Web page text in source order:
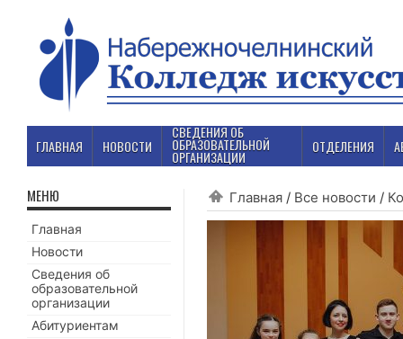
ГЛАВНАЯ НОВОСТИ
СВЕДЕНИЯ ОБ
ОБРАЗОВАТЕЛЬНОЙ
ОРГАНИЗАЦИИ
ОТДЕЛЕНИЯ
Главная / Все новости /
МЕНЮ
Главная
Новости
Сведения об
образовательной
организации
Абитуриентам